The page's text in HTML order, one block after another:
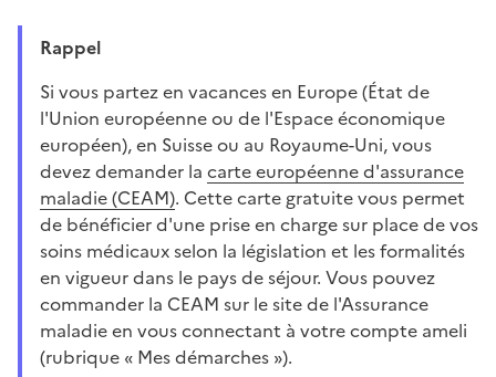
Rappel
Si vous partez en vacances en Europe (État de
l'Union européenne ou de l'Espace économique
européen), en Suisse ou au Royaume-Uni, vous
devez demander la carte européenne d'assurance
maladie (CEAM). Cette carte gratuite vous permet
de bénéficier d'une prise en charge sur place de vos
soins médicaux selon la législation et les formalités
en vigueur dans le pays de séjour. Vous pouvez
commander la CEAM sur le site de l'Assurance
maladie en vous connectant à votre compte ameli
(rubrique « Mes démarches »).